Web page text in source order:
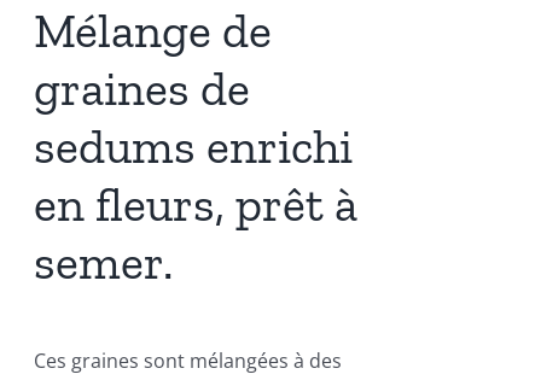
Mélange de
graines de
sedums enrichi
en fleurs, prêt à
semer.
Ces graines sont mélangées à des